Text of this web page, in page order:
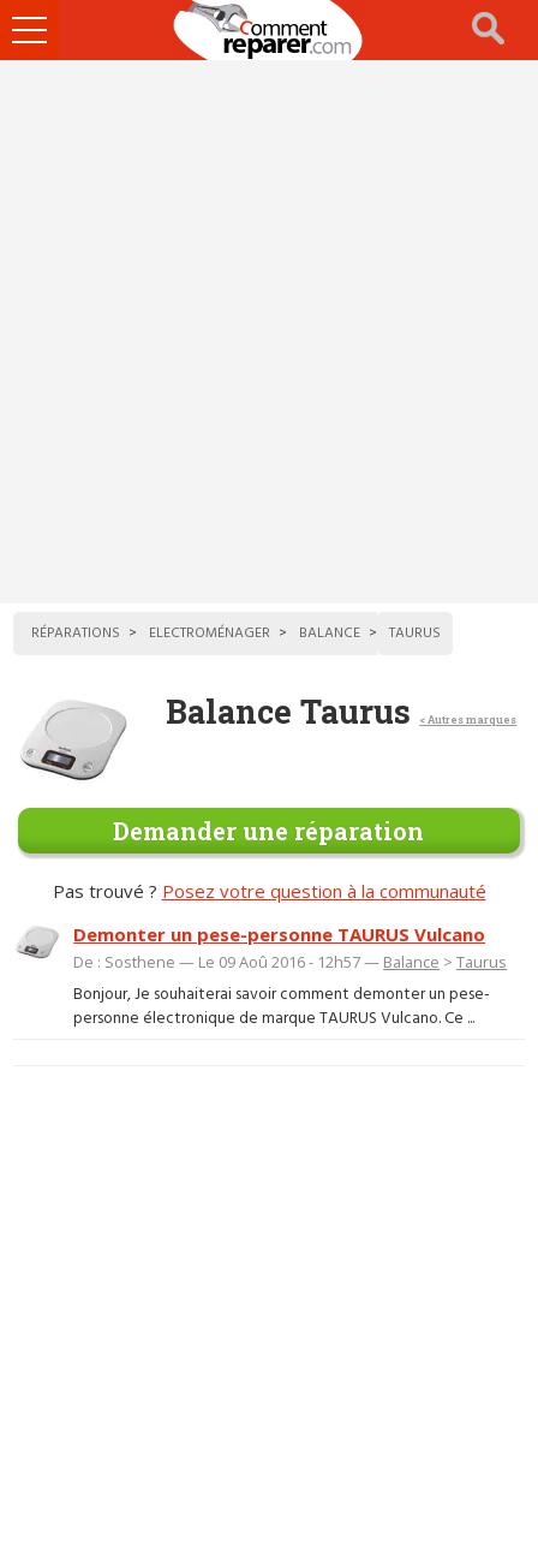
Ouvrir
le
RÉPARATIONS ELECTROMÉNAGER BALANCE TAURUS
Balance Taurus < Autres marques
Demander une réparation
Pas trouvé ? Posez votre question à la communauté
Demonter un pese-personne TAURUS Vulcano
De : Sosthene — Le 09 Aoû 2016 - 12h57 — Balance >Taurus
Bonjour, Je souhaiterai savoir comment demonter un pese-
personne électronique de marque TAURUS Vulcano. Ce ...